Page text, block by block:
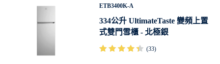
ETB3400K-A
334公升 UltimateTaste 變頻上置
式雙門雪櫃 - 北極銀
(33)